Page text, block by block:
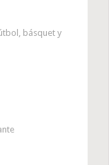
básquet y